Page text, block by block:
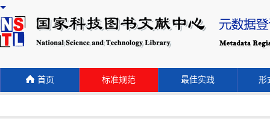
首页 标准规范 最佳实践 形